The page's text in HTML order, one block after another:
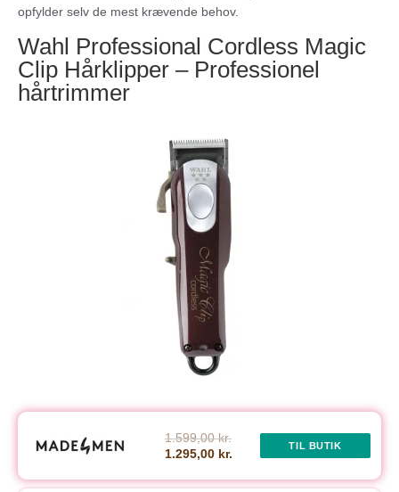
opfylder selv de mest krævende behov.
Wahl Professional Cordless Magic
Clip Hårklipper – Professionel
hårtrimmer
1.599,00 kr.
1.295,00 kr.
TIL BUTIK